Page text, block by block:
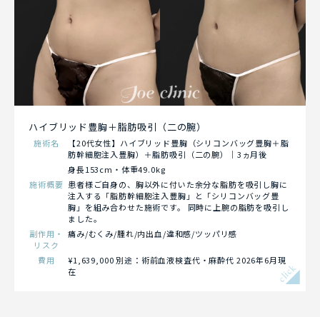
ハイブリッド豊胸＋脂肪吸引（二の腕）
施術名
【20代女性】ハイブリッド豊胸（シリコンバッグ豊胸＋脂
肪幹細胞注入豊胸）＋脂肪吸引（二の腕）｜3ヵ月後
身長153cm・体重49.0kg
施術概要 患者様ご自身の、胸以外に付いた余分な脂肪を吸引し胸に
注入する「脂肪幹細胞注入豊胸」と「シリコンバッグ豊
胸」を組み合わせた施術です。 同時に上腕の脂肪を吸引し
ました。
副作用・
リスク
痛み/むくみ/腫れ/内出血/違和感/ツッパリ感
費用
¥1,639,000 別途：術前血液検査代・麻酔代 2026年6月現
在
click